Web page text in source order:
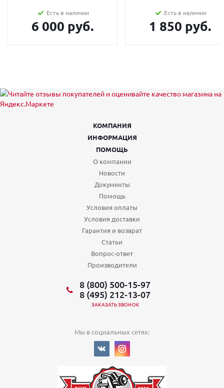
Есть в наличии
6 000 руб.
Есть в наличии
1 850 руб.
КОМПАНИЯ
ИНФОРМАЦИЯ
ПОМОЩЬ
О компании
Новости
Документы
Помощь
Условия оплаты
Условия доставки
Гарантия и возврат
Статьи
Вопрос-ответ
Производители
8 (800) 500-15-97
8 (495) 212-13-07
ЗАКАЗАТЬ ЗВОНОК
Мы в социальных сетях: